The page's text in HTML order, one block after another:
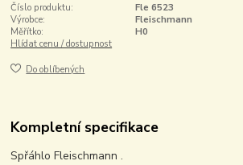
Číslo produktu:
Fle 6523
Výrobce:
Fleischmann
Měřítko:
H0
Hlídat cenu / dostupnost
Do oblíbených
Kompletní specifikace
Spřáhlo Fleischmann .